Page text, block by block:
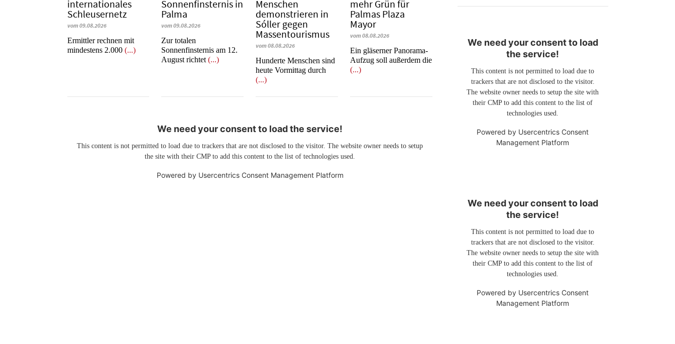
internationales
Schleusernetz
vom 09.08.2026
Ermittler rechnen mit
mindestens 2.000 (...)
Sonnenfinsternis in
Palma
vom 09.08.2026
Zur totalen
Sonnenfinsternis am 12.
August richtet(...)
Menschen
demonstrieren in
Sóller gegen
Massentourismus
vom 08.08.2026
Hunderte Menschen sind
heute Vormittag durch
(...)
mehr Grün für
Palmas Plaza
Mayor
vom 08.08.2026
Ein gläserner Panorama-
Aufzug soll außerdem die
(...)
We need your consent to load the service!
This content is not permitted to load due to trackers that are not disclosed to the visitor. The website owner needs to setup
the site with their CMP to add this content to the list of technologies used.
Powered by Usercentrics Consent Management Platform
We need your consent to load
the service!
This content is not permitted to load due to
trackers that are not disclosed to the visitor.
The website owner needs to setup the site with
their CMP to add this content to the list of
technologies used.
Powered by Usercentrics Consent
Management Platform
We need your consent to load
the service!
This content is not permitted to load due to
trackers that are not disclosed to the visitor.
The website owner needs to setup the site with
their CMP to add this content to the list of
technologies used.
Powered by Usercentrics Consent
Management Platform